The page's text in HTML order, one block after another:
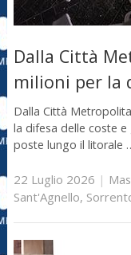
Dalla Città
milioni per la
Dalla Città
la difesa delle coste
poste lungo il litorale
22 Luglio 2026 |
Sant'Agnello,